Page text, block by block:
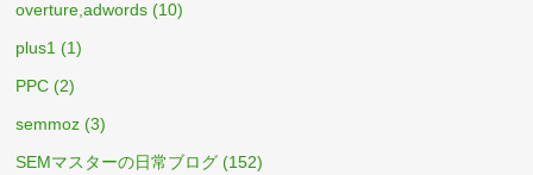
overture,adwords (10)
plus1 (1)
PPC (2)
semmoz (3)
SEMマスターの日常ブログ (152)